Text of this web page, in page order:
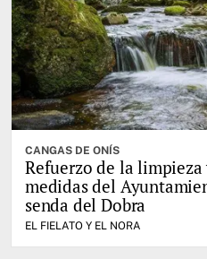
CANGAS DE ONÍS
Refuerzo de la
medidas del
senda del Dobra
EL FIELATO Y EL NORA